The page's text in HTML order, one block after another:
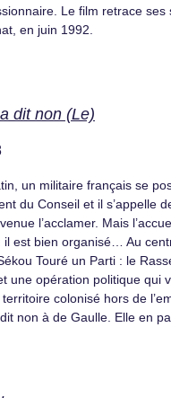
Le film retrace ses
en juin 1992.
dit non (Le)
un militaire français se
du Conseil et il s’appelle
l’acclamer. Mais
il est bien organisé… Au
Touré un Parti : le
une opération politique qui
colonisé hors de
non à de Gaulle. Elle en